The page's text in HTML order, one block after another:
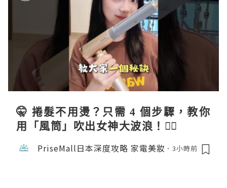
🤫 捲髮不用燙？只需 4 個步驟，教你
用「風筒」吹出女神大波浪！💇‍♀️
PriseMall日本深度攻略 家電美妝 3小時前